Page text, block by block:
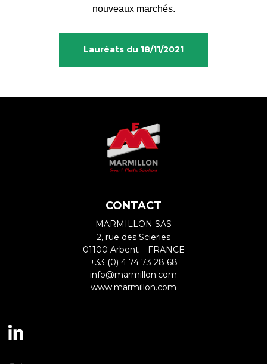
nouveaux marchés.
Lauréats du 18/11/2021
CONTACT
MARMILLON SAS
2, rue des Scieries
01100 Arbent – FRANCE
+33 (0) 4 74 73 28 68
info@marmillon.com
www.marmillon.com